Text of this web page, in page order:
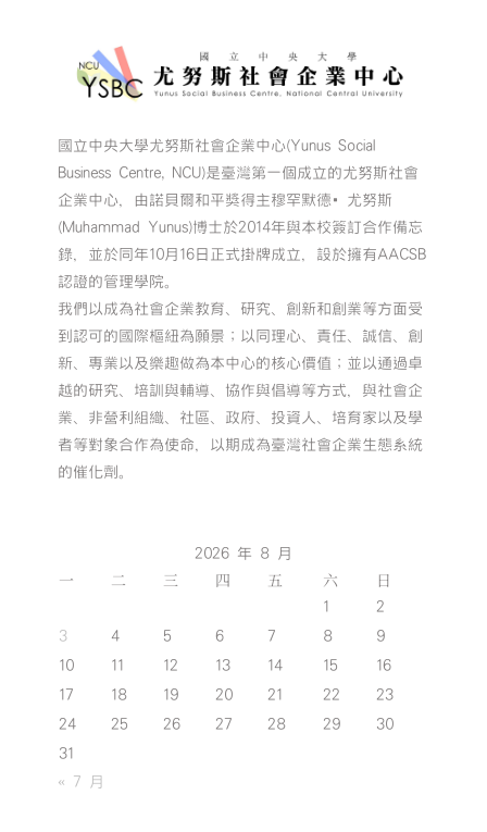
國立中央大學尤努斯社會企業中心(Yunus Social
Business Centre, NCU)是臺灣第一個成立的尤努斯社會
企業中心，由諾貝爾和平獎得主穆罕默德•尤努斯
(Muhammad Yunus)博士於2014年與本校簽訂合作備忘
錄，並於同年10月16日正式掛牌成立，設於擁有AACSB
認證的管理學院。
我們以成為社會企業教育、研究、創新和創業等方面受
到認可的國際樞紐為願景；以同理心、責任、誠信、創
新、專業以及樂趣做為本中心的核心價值；並以通過卓
越的研究、培訓與輔導、協作與倡導等方式，與社會企
業、非營利組織、社區、政府、投資人、培育家以及學
者等對象合作為使命，以期成為臺灣社會企業生態系統
的催化劑。
2026 年 8 月
一 二 三 四 五 六 日
1
2
3
4 5 6 7 8
9
10
11 12 13 14 15
16
17
18 19 20 21 22
23
24
25 26 27 28 29
30
31
« 7 月